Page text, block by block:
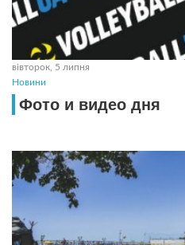
вівторок, 5 липня
Новини
Фото и видео дня